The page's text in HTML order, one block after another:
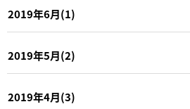
2019年6月(1)
2019年5月(2)
2019年4月(3)